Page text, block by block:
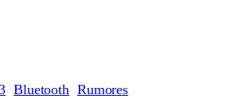
Bluetooth Rumores